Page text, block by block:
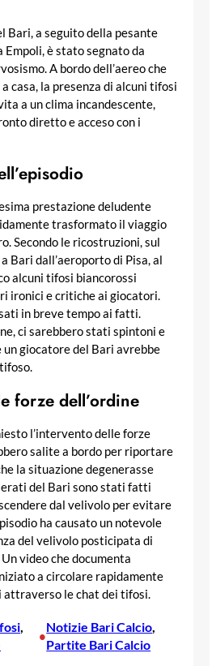
Bari, a seguito della pesante
è stato segnato da
A bordo dell’aereo che
casa, la presenza di alcuni tifosi
a un clima incandescente,
diretto e acceso con i
prestazione deludente
trasformato il viaggio
Secondo le ricostruzioni, sul
Bari dall’aeroporto di Pisa, al
alcuni tifosi biancorossi
ironici e critiche ai giocatori.
in breve tempo ai fatti.
ci sarebbero stati spintoni e
un giocatore del Bari avrebbe
forze dell’ordine
l’intervento delle forze
salite a bordo per riportare
la situazione degenerasse
del Bari sono stati fatti
dal velivolo per evitare
ha causato un notevole
del velivolo posticipata di
video che documenta
a circolare rapidamente
attraverso le chat dei tifosi.
•
Notizie Bari Calcio
Partite Bari Calcio